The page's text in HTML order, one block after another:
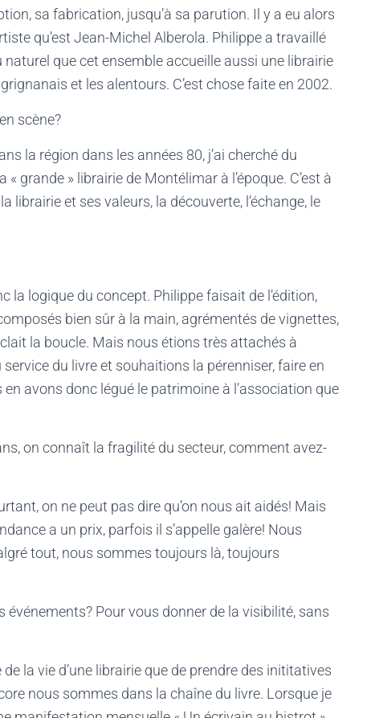
sa fabrication, jusqu’à sa parution. Il y a eu alors
qu’est Jean-Michel Alberola. Philippe a travaillé
que cet ensemble accueille aussi une librairie
et les alentours. C’est chose faite en 2002.
scène?
la région dans les années 80, j’ai cherché du
grande » librairie de Montélimar à l’époque. C’est à
librairie et ses valeurs, la découverte, l’échange, le
la logique du concept. Philippe faisait de l’édition,
bien sûr à la main, agrémentés de vignettes,
la boucle. Mais nous étions très attachés à
du livre et souhaitions la pérenniser, faire en
avons donc légué le patrimoine à l’association que
on connaît la fragilité du secteur, comment avez-
on ne peut pas dire qu’on nous ait aidés! Mais
a un prix, parfois il s’appelle galère! Nous
tout, nous sommes toujours là, toujours
Pour vous donner de la visibilité, sans
la vie d’une librairie que de prendre des inititatives
nous sommes dans la chaîne du livre. Lorsque je